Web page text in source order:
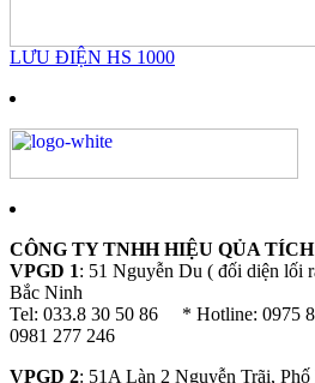
LƯU ĐIỆN HS 1000
CÔNG TY TNHH HIỆU QỦA
VPGD 1: 51 Nguyễn Du ( đối diện lối
Bắc Ninh
Tel: 033.8 30 50 86 * Hotline:
0981 277 246
VPGD 2: 51A Làn 2 Nguyễn Trãi,